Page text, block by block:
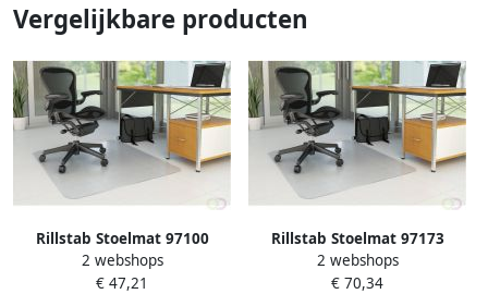
Vergelijkbare producten
Rillstab Stoelmat 97100
90x120cm voor harde vloer
2 webshops
€ 47,21
Rillstab Stoelmat 97173
150x120cm voor harde vloer
2 webshops
€ 70,34